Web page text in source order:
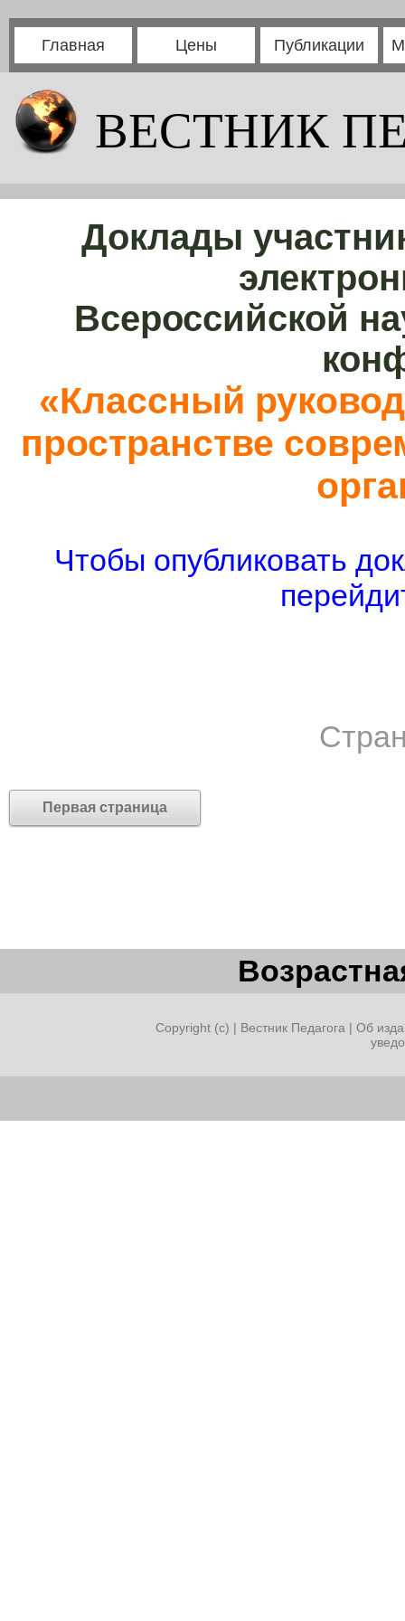
Главная Цены Публикации
ВЕСТНИК
Доклады
Всероссийской
«Классный
пространстве
Чтобы опубликовать
Первая страница
Copyright (c) | Вестник Педагога | Об